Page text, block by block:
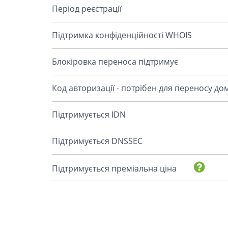
Період реєстрації
Підтримка конфіденційності WHOIS
Блокіровка переноса підтримує
Код авторизації - потрібен для переносу
Підтримується IDN
Підтримується DNSSEC
Підтримується преміальна ціна